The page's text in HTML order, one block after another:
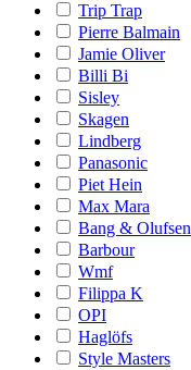
Trip Trap
Pierre Balmain
Jamie Oliver
Billi Bi
Sisley
Skagen
Lindberg
Panasonic
Piet Hein
Max Mara
Bang & Olufsen
Barbour
Wmf
Filippa K
OPI
Haglöfs
Style Masters